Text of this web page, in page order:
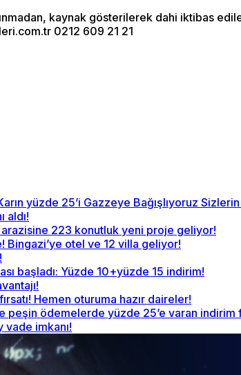
kaynak gösterilerek dahi iktibas
0212 609 21 21
yüzde 25’i Gazzeye Bağışlıyoruz
aldı!
arazisine 223 konutluk yeni proje geliyor!
Bingazi’ye otel ve 12 villa geliyor!
başladı: Yüzde 10+yüzde 15 indirim!
Hemen oturuma hazır daireler!
ödemelerde yüzde 25’e varan indirim
vade imkanı!